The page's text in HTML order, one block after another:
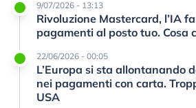
9/07/2026 - 13:13
Rivoluzione Mastercard, l’IA
pagamenti al posto tuo. Cosa
22/06/2026 - 00:05
L’Europa si sta allontanando
nei pagamenti con carta.
USA